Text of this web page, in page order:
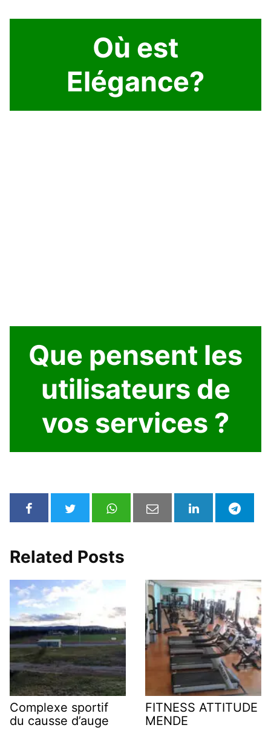
Où est
Elégance?
Que pensent les
utilisateurs de
vos services ?
Related Posts
Complexe sportif
du causse d’auge
FITNESS ATTITUDE
MENDE